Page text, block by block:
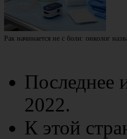
Рак начинается не с боли: онколог
Последнее
2022.
К этой